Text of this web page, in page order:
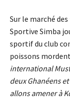
Sur le marché
Sportive Simba
sportif du club
poissons
international
deux Ghanéens
allons amener à